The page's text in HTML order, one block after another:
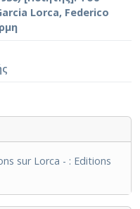
Lorca, Federico
sur Lorca - : Editions